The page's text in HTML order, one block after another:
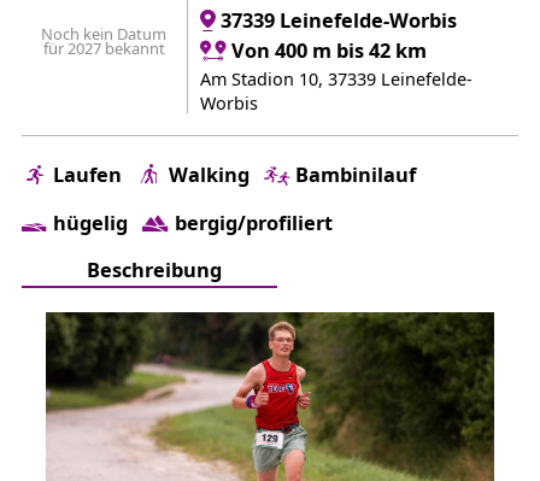
Noch kein Datum
für 2027 bekannt
37339 Leinefelde-Worbis
Von 400 m bis 42 km
Am Stadion 10, 37339 Leinefelde-
Worbis
Laufen Walking
Bambinilauf
hügelig
bergig/profiliert
Beschreibung
Weitere Infos